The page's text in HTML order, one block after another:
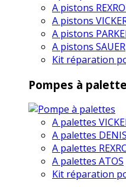
A pistons
A pistons
A pistons
A pistons SAUER
Kit réparation
Pompes à
A palettes
A palettes
A palettes
A palettes ATOS
Kit réparation